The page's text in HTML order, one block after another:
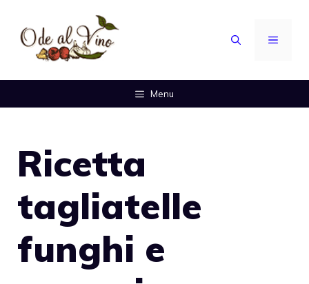
contenuto
MENU
Menu
Ricetta
tagliatelle
funghi e